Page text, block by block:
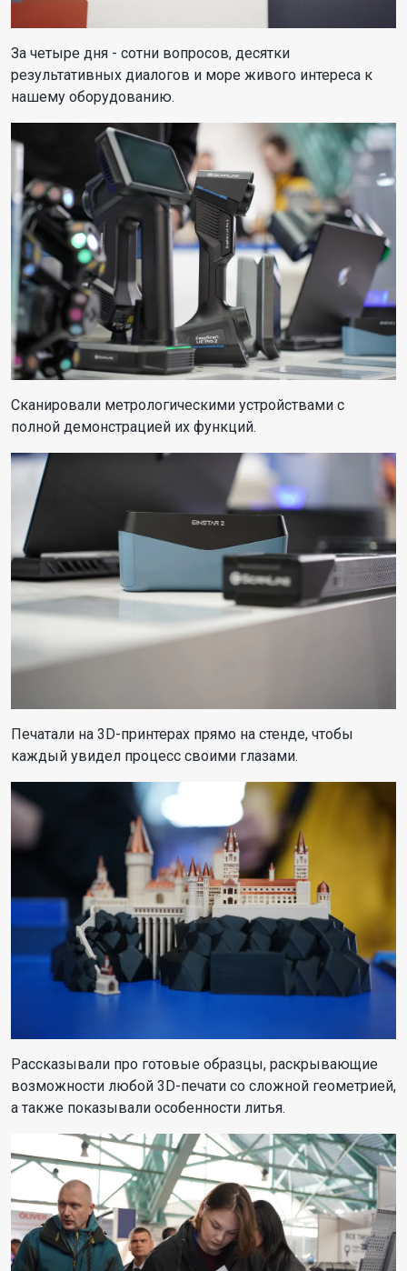
За четыре дня - сотни вопросов, десятки
результативных диалогов и море живого интереса к
нашему оборудованию.
Сканировали метрологическими устройствами с
полной демонстрацией их функций.
Печатали на 3D-принтерах прямо на стенде, чтобы
каждый увидел процесс своими глазами.
Рассказывали про готовые образцы, раскрывающие
возможности любой 3D-печати со сложной геометрией,
а также показывали особенности литья.